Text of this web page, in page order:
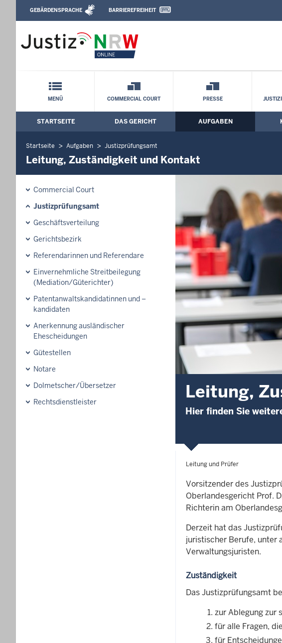
Oberlandesgericht Düsseldorf: Leitung,
Direkt zum Inhalt
Leichte Sprache, Gebärdensprachenvideo und
GEBÄRDENSPRACHE BARRIEREFREIHEIT
Schnellnavigation mit Volltext-Suche
MENÜ COMMERCIAL COURT PRESSE
Hauptmenü: Hauptnavigation
STARTSEITE DAS GERICHT AUFGABEN
Startseite Aufgaben Justizprüfungsamt
Leitung, Zuständigkeit und Kontakt
Commercial Court
Justizprüfungsamt
Geschäftsverteilung
Gerichtsbezirk
Referendarinnen und Referendare
Einvernehmliche Streitbeilegung
(Mediation/Güterichter)
Patentanwaltskandidatinnen und –
kandidaten
Anerkennung ausländischer
Ehescheidungen
Gütestellen
Notare
Dolmetscher/Übersetzer
Rechtsdienstleister
Leitung,
Hier finden Sie
Leitung und Prüfer
Vorsitzender des
Oberlandesgericht Prof.
Richterin am
Derzeit hat das
juristischer Berufe, unter
Verwaltungsjuristen.
Zuständigkeit
Das Justizprüfungsamt
zur Ablegung zur
für alle Fragen,
für